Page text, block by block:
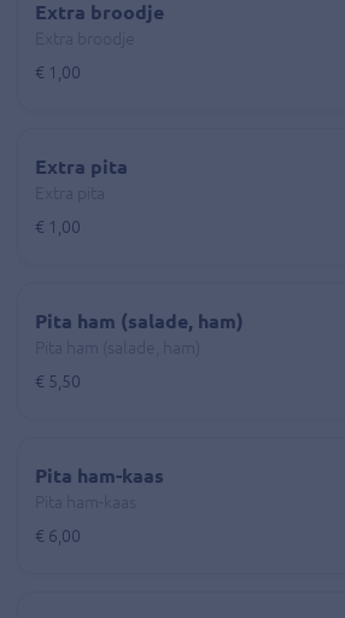
Extra broodje
€ 1,00
Extra pita
€ 1,00
Pita ham (salade, ham)
€ 5,50
Pita ham-kaas
€ 6,00